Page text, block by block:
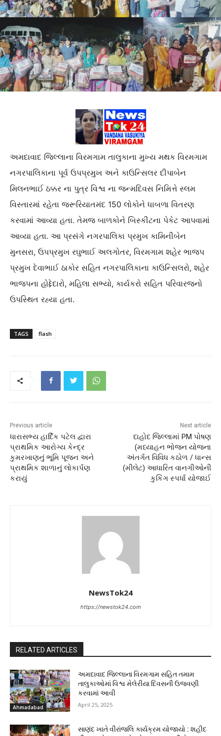
અમદાવાદ જિલ્લાના વિરમગામ તાલુકાના મુખ્ય મથક વિરમગામ
નગરપાલિકાના પૂર્વ ઉપપ્રમુખ અને કાઉન્સિલર દીપાબેન
મિલનભાઈ ઠક્કર ના પુત્ર વિશ્વ ના જન્મદિવસ નિમિત્તે સ્લમ
વિસ્તારમાં રહેતા જરૂરિયાતમંદ 150 લોકોને ધાબળા વિતરણ
કરવામાં આવ્યા હતા. તેમજ બાળકોને બિસ્કીટના પેકેટ આપવામાં
આવ્યા હતા. આ પ્રસંગે નગરપાલિકા પ્રમુખ કામિનીબેન
મુનસરા, ઉપપ્રમુખ રઘુભાઈ અલગોતર, વિરમગામ શહેર ભાજપ
પ્રમુખ દેવાભાઈ ઠાકોર સહિત નગરપાલિકાના કાઉન્સિલરો, શહેર
ભાજપના હોદ્દેદારો, મહિલા સભ્યો, કાર્યકરો સહિત પરિવારજનો
ઉપસ્થિત રહ્યા હતા.
TAGS flash
Previous article
ધારાસભ્ય હાર્દિક પટેલ દ્વારા
પ્રાથમિક આરોગ્ય કેન્દ્ર
કુમરખાણનું ભૂમિ પૂજન અને
પ્રાથમિક શાળાનું લોકાર્પણ
કરાયું
Next article
દાહોદ જિલ્લામાં PM પોષણ
(મધ્યાહન ભોજન યોજના
અંતર્ગત વિવિધ કઠોળ / ધાન્સ
(મીલેટ) આધારિત વાનગીઓની
કુકિંગ સ્પર્ધા યોજાઈ
NewsTok24
https://newstok24.com
RELATED ARTICLES
Ahmadabad
અમદાવાદ જિલ્લાના વિરમગામ સહિત તમામ
તાલુકાઓમાં વિશ્વ મેલેરીયા દિવસની ઉજવણી
કરવામાં આવી
April 25, 2025
સાણંદ ખાતે વીરાંજલિ કાર્યક્રમ યોજાયો : શહીદ